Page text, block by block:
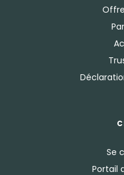
Se
Portail